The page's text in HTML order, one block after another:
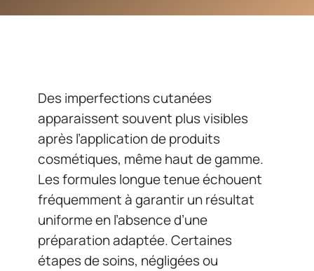
Des imperfections cutanées
apparaissent souvent plus visibles
après l’application de produits
cosmétiques, même haut de gamme.
Les formules longue tenue échouent
fréquemment à garantir un résultat
uniforme en l’absence d’une
préparation adaptée. Certaines
étapes de soins, négligées ou